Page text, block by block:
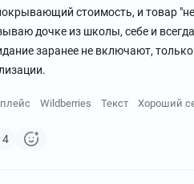
стоимость, и товар "не
дочке из школы, себе и
заранее не включают,
Wildberries Текст Хороший
4